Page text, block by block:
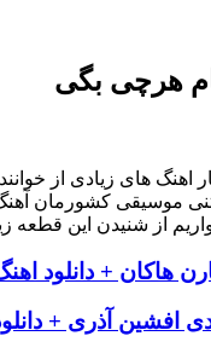
هرچی بگی
اهنگ های زیادی از
موسیقی کشورمان
از شنیدن این قطعه
هاکان + دانلود
آذری +